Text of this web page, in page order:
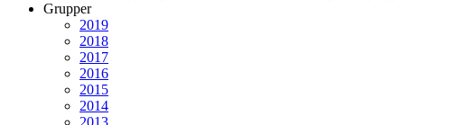
Grupper
2019
2018
2017
2016
2015
2014
2013